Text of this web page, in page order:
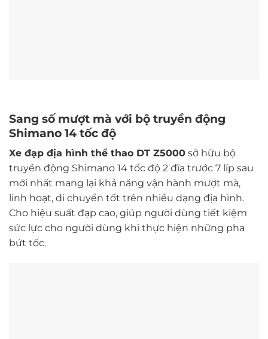
Sang số mượt mà với bộ truyền động
Shimano 14 tốc độ
Xe đạp địa hình thể thao DT Z5000 sở hữu bộ
truyền động Shimano 14 tốc độ 2 đĩa trước 7 líp sau
mới nhất mang lại khả năng vận hành mượt mà,
linh hoạt, di chuyển tốt trên nhiều dạng địa hình.
Cho hiệu suất đạp cao, giúp người dùng tiết kiệm
sức lực cho người dùng khi thực hiện những pha
bứt tốc.